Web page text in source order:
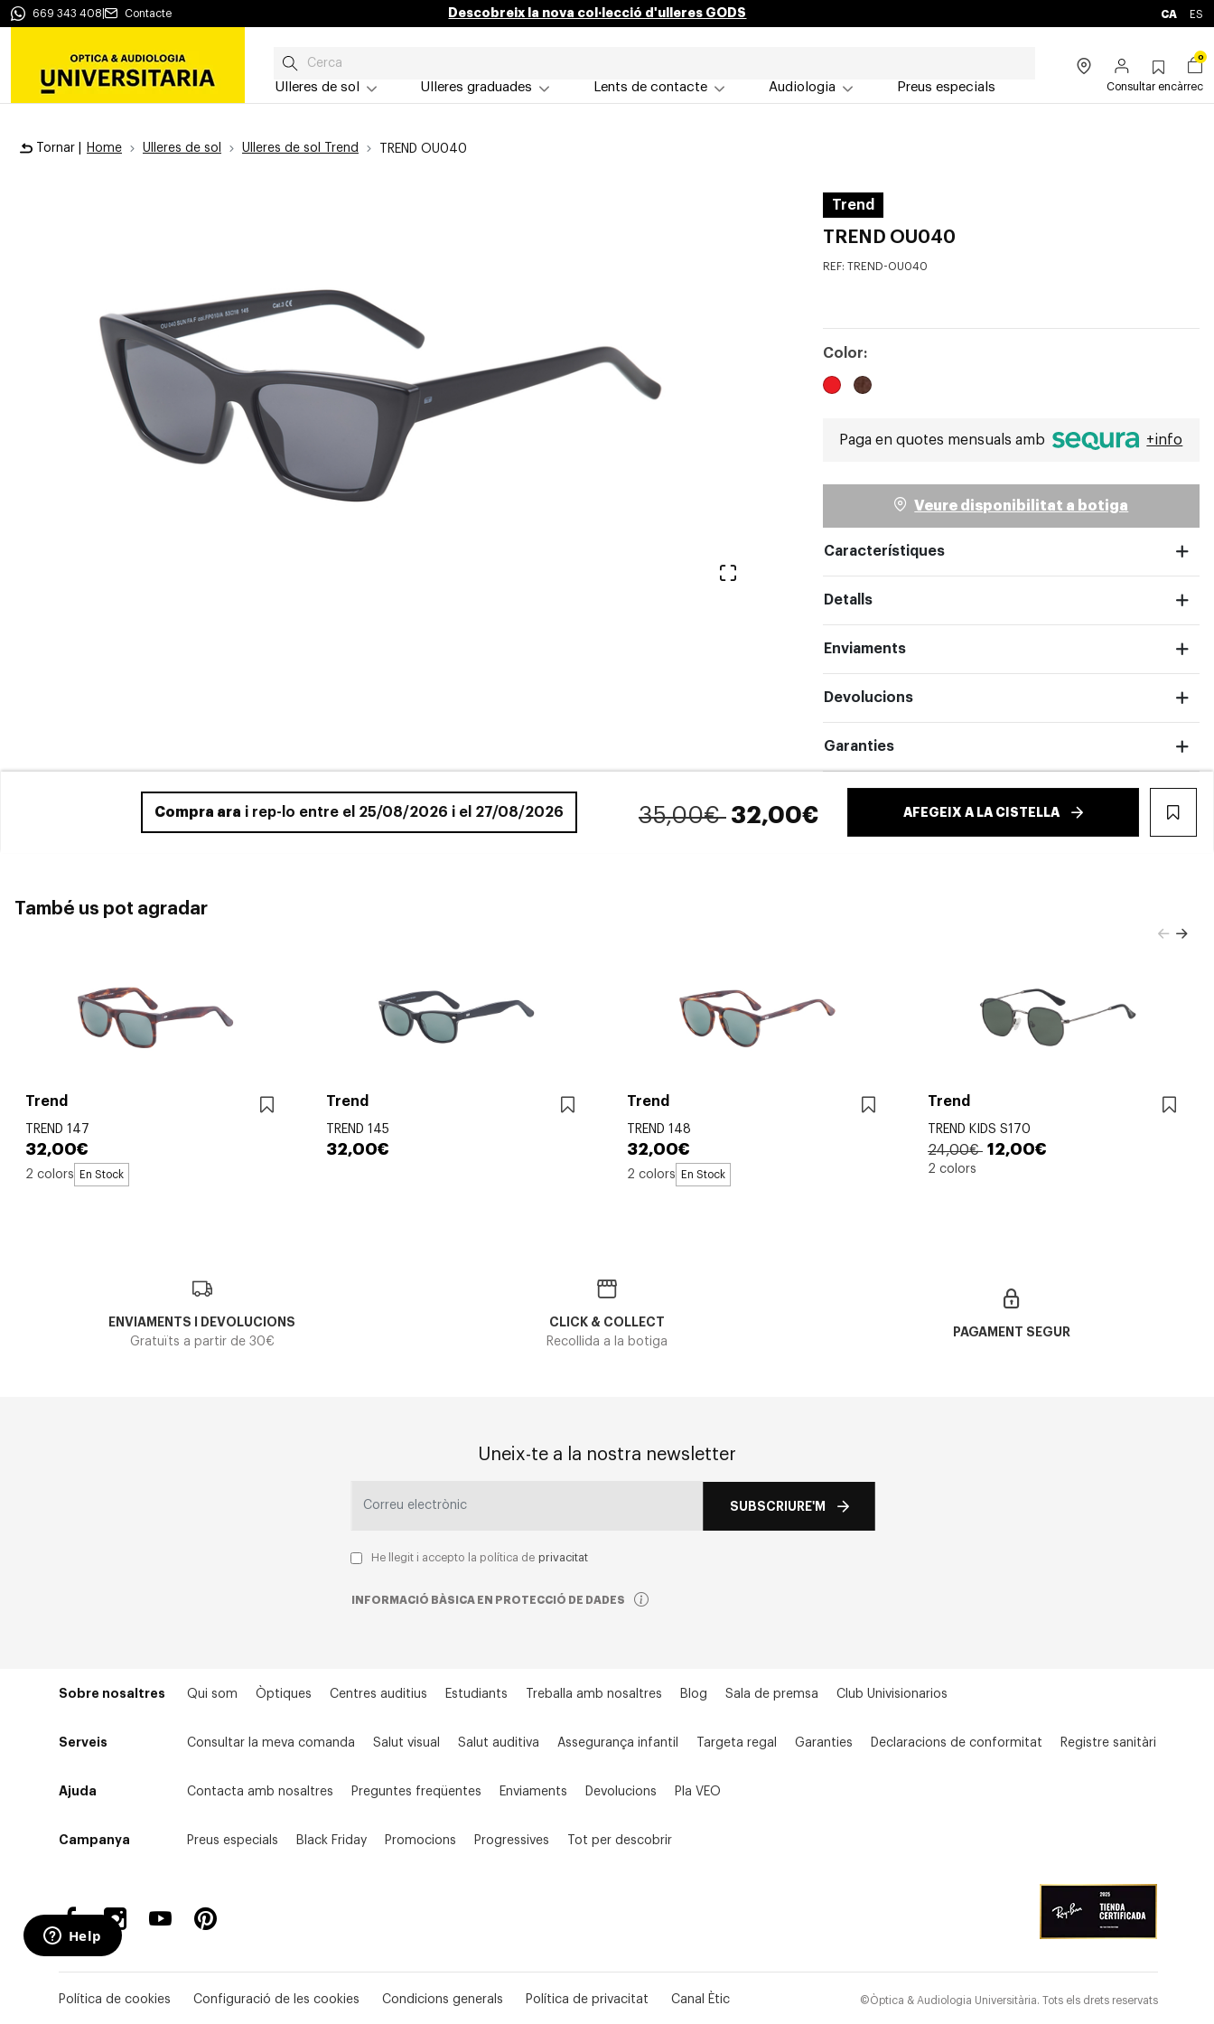
669 343 408 Contacte Descobreix la nova col·lecció d'ulleres GODS CA ES
Ulleres de sol Ulleres graduades Lents de contacte Audiologia Preus especials
0
Consultar encàrrec
Tornar | Home Ulleres de sol Ulleres de sol Trend TREND OU040
Veure en pantalla completa
Trend
TREND OU040
REF: TREND-OU040
Color:
Paga en quotes mensuals amb +info
Veure disponibilitat a botiga
Característiques
Detalls
Enviaments
Devolucions
Garanties
Compra ara i rep-lo entre el 25/08/2026 i el 27/08/2026 35,00€ 32,00€ AFEGEIX A LA CISTELLA
També us pot agradar
Trend
TREND 147
32,00€
2 colors En Stock
Trend
TREND 145
32,00€
Trend
TREND 148
32,00€
2 colors En Stock
Trend
TREND KIDS S170
24,00€ 12,00€
2 colors
ENVIAMENTS I DEVOLUCIONS
Gratuïts a partir de 30€
CLICK & COLLECT
Recollida a la botiga
PAGAMENT SEGUR
Uneix-te a la nostra newsletter
SUBSCRIURE'M
He llegit i accepto la política de privacitat
INFORMACIÓ BÀSICA EN PROTECCIÓ DE DADES
Sobre nosaltres Qui som Òptiques Centres auditius Estudiants Treballa amb nosaltres Blog Sala de premsa Club Univisionarios
Serveis Consultar la meva comanda Salut visual Salut auditiva Assegurança infantil Targeta regal Garanties Declaracions de conformitat Registre sanitàri
Ajuda Contacta amb nosaltres Preguntes freqüentes Enviaments Devolucions Pla VEO
Campanya Preus especials Black Friday Promocions Progressives Tot per descobrir
Política de cookies Configuració de les cookies Condicions generals Política de privacitat Canal Ètic ©Òptica & Audiologia Universitària. Tots els drets reservats